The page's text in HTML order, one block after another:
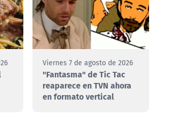
Viernes 7 de agosto de 2026
"Fantasma" de Tic Tac
reaparece en TVN ahora
en formato vertical